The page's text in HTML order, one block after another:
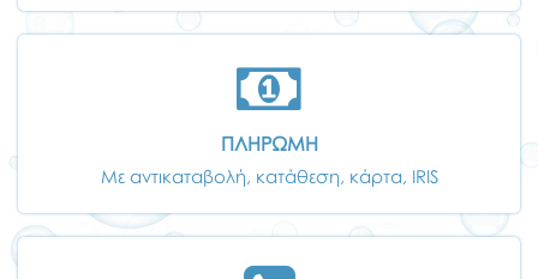
ΠΛΗΡΩΜΗ
Με αντικαταβολή, κατάθεση, κάρτα, IRIS